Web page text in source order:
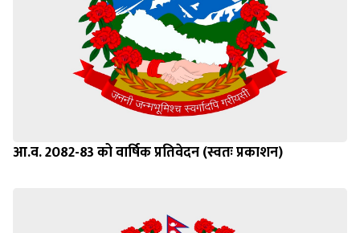
आ.व. 2082-83 को वार्षिक प्रतिवेदन (स्वतः प्रकाशन)